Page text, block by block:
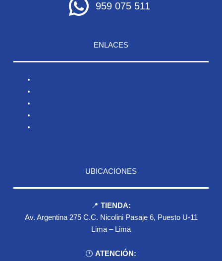
959 075 511
ENLACES
UBICACIONES
📍 TIENDA:
Av. Argentina 275 C.C. Nicolini Pasaje 6, Puesto U-11
Lima – Lima
🕐 ATENCIÓN: